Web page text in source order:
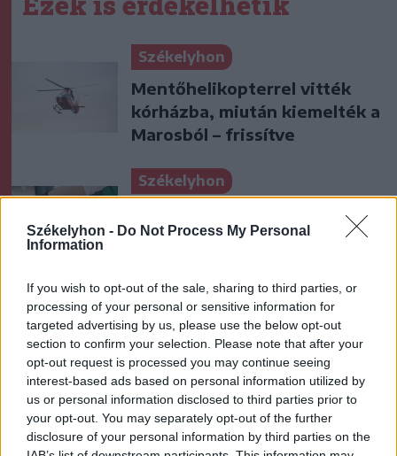
Székelyhon - Do Not Process My Personal
Information
If you wish to opt-out of the sale, sharing to third parties, or
processing of your personal or sensitive information for
targeted advertising by us, please use the below opt-out
section to confirm your selection. Please note that after your
opt-out request is processed you may continue seeing
interest-based ads based on personal information utilized by
us or personal information disclosed to third parties prior to
your opt-out. You may separately opt-out of the further
disclosure of your personal information by third parties on the
Székelyhon
Mentőhelikopterrel vitték
kórházba, miután kiemelték a
Marosból – frissítve
Székelyhon
Székelykeresztúri üzleteknél
és cégeknél razziáztak a
Székely Sport
Nagy pofonba szaladt belé a
Kolozsvári CFR, kikapott a
Győr és a Loki is
Krónika